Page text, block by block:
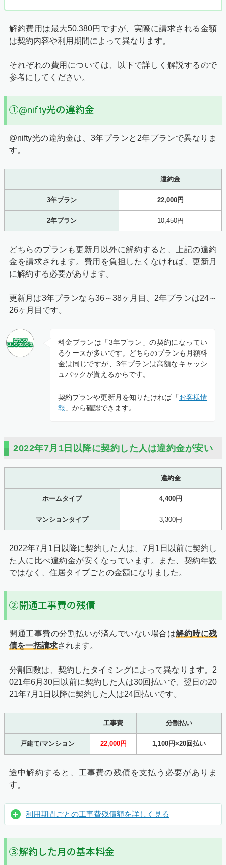
解約費用は最大50,380円ですが、実際に請求される金額
は契約内容や利用期間によって異なります。
それぞれの費用については、以下で詳しく解説するので
参考にしてください。
①@nifty光の違約金
@nifty光の違約金は、3年プランと2年プランで異なりま
す。
違約金
3年プラン 22,000円
2年プラン 10,450円
どちらのプランも更新月以外に解約すると、上記の違約
金を請求されます。費用を負担したくなければ、更新月
に解約する必要があります。
更新月は3年プランなら36～38ヶ月目、2年プランは24～
26ヶ月目です。
料金プランは「3年プラン」の契約になってい
るケースが多いです。どちらのプランも月額料
金は同じですが、3年プランは高額なキャッシ
ュバックが貰えるからです。
契約プランや更新月を知りたければ「お客様情
報 」から確認できます。
2022年7月1日以降に契約した人は違約金が安い
違約金
ホームタイプ 4,400円
マンションタイプ 3,300円
2022年7月1日以降に契約した人は、7月1日以前に契約し
た人に比べ違約金が安くなっています。また、契約年数
ではなく、住居タイプごとの金額になりました。
②開通工事費の残債
開通工事費の分割払いが済んでいない場合は解約時に残
債を一括請求されます。
分割回数は、契約したタイミングによって異なります。2
021年6月30日以前に契約した人は30回払いで、翌日の20
21年7月1日以降に契約した人は24回払いです。
工事費 分割払い
戸建て/マンション 22,000円 1,100円×20回払い
途中解約すると、工事費の残債を支払う必要がありま
す。
利用期間ごとの工事費残債額を詳しく見る
③解約した月の基本料金